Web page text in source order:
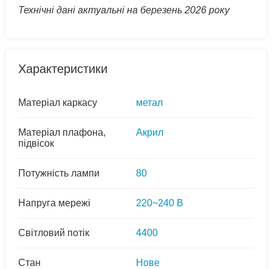
Технічні дані актуальні на березень 2026 року
Характеристики
Матеріал каркасу метал
Матеріал плафона,
підвісок
Акрил
Потужність лампи 80
Напруга мережі 220~240 В
Світловий потік 4400
Стан Нове